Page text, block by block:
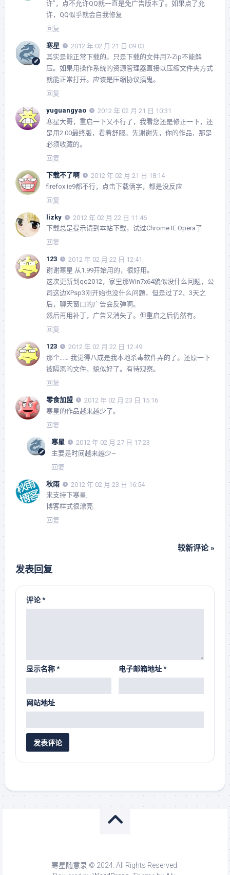
许”，点不允许QQ就一直是免广告版本了。如果点了允
许，QQ似乎就会自我修复
回复
寒星
2012 年 02 月 21 日 09:03
其实是能正常下载的。只是下载的文件用7-Zip不能解
压。如果用操作系统的资源管理器直接以压缩文件夹方式
就能正常打开。应该是压缩协议搞鬼。
回复
yuguangyao
2012 年 02 月 21 日 10:31
寒星大哥，重启一下又不行了，我看您还是修正一下，还
是用2.00最终版，看着舒服。先谢谢先，你的作品，那是
必须收藏的。
回复
下载不了啊
2012 年 02 月 21 日 18:14
firefox ie9都不行，点击下载俩字，都是没反应
回复
lizky
2012 年 02 月 22 日 11:46
下载总是提示请到本站下载，试过Chrome IE Opera了
回复
123
2012 年 02 月 22 日 12:41
谢谢寒星 从1.99开始用的，很好用。
这次更新到qq2012，家里那Win7x64貌似没什么问题，公
司这边XPsp3刚开始也没什么问题，但是过了2、3天之
后，聊天窗口的广告会反弹啊。
然后再用补丁，广告又消失了。但重启之后仍然有。
回复
123
2012 年 02 月 22 日 12:49
那个…… 我觉得八成是我本地杀毒软件弄的了。还原一下
被隔离的文件，貌似好了。有待观察。
回复
零食加盟
2012 年 02 月 23 日 15:16
寒星的作品越来越少了。
回复
寒星
2012 年 02 月 27 日 17:23
主要是时间越来越少~
回复
秋雨
2012 年 02 月 23 日 16:54
来支持下寒星,
博客样式很漂亮.
回复
较新评论 »
发表回复
评论*
显示名称* 电子邮箱地址*
网站地址
寒星随意录 © 2024. All Rights Reserved.